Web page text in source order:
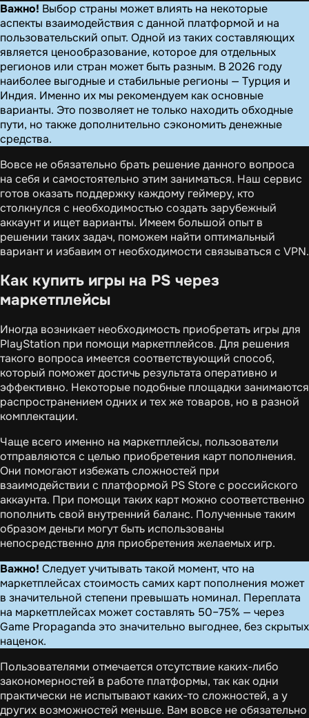
Важно! Выбор страны может влиять на некоторые
аспекты взаимодействия с данной платформой и на
пользовательский опыт. Одной из таких составляющих
является ценообразование, которое для отдельных
регионов или стран может быть разным. В 2026 году
наиболее выгодные и стабильные регионы — Турция и
Индия. Именно их мы рекомендуем как основные
варианты. Это позволяет не только находить обходные
пути, но также дополнительно сэкономить денежные
средства.
Вовсе не обязательно брать решение данного вопроса
на себя и самостоятельно этим заниматься. Наш сервис
готов оказать поддержку каждому геймеру, кто
столкнулся с необходимостью создать зарубежный
аккаунт и ищет варианты. Имеем большой опыт в
решении таких задач, поможем найти оптимальный
вариант и избавим от необходимости связываться с VPN.
Как купить игры на PS через
маркетплейсы
Иногда возникает необходимость приобретать игры для
PlayStation при помощи маркетплейсов. Для решения
такого вопроса имеется соответствующий способ,
который поможет достичь результата оперативно и
эффективно. Некоторые подобные площадки занимаются
распространением одних и тех же товаров, но в разной
комплектации.
Чаще всего именно на маркетплейсы, пользователи
отправляются с целью приобретения карт пополнения.
Они помогают избежать сложностей при
взаимодействии с платформой PS Store с российского
аккаунта. При помощи таких карт можно соответственно
пополнить свой внутренний баланс. Полученные таким
образом деньги могут быть использованы
непосредственно для приобретения желаемых игр.
Важно! Следует учитывать такой момент, что на
маркетплейсах стоимость самих карт пополнения может
в значительной степени превышать номинал. Переплата
на маркетплейсах может составлять 50–75% — через
Game Propaganda это значительно выгоднее, без скрытых
наценок.
Пользователями отмечается отсутствие каких-либо
закономерностей в работе платформы, так как одни
практически не испытывают каких-то сложностей, а у
других возможностей меньше. Вам вовсе не обязательно